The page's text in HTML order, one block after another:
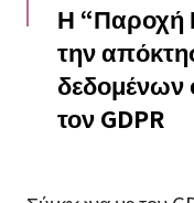
Η “Παροχή
την
δεδομένων
τον GDPR